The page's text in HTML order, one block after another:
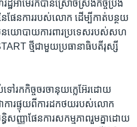
អាមេរិក​បាន​ស្រោចស្រង់​កិច្ច​ប្រឹង
ៃ​ផែនការរបស់​លោក ​ដើម្បី​កាត់បន្ថយ​
លនយោបាយ​ការពារ​ប្រទេសរបស់​សហ
ថ្មីជា​មួយ​ប្រធានាធិបតី​រុស្សី
រក​កិច្ច​ចរចា​នុយក្លេអ៊ែរដោយ​
ារផ្ទុយ​ពី​ការ​ដកថយរបស់​លោក
ញ្ញាផែនការ​សកម្មភាព​រួម​គ្នា​ដោយ​